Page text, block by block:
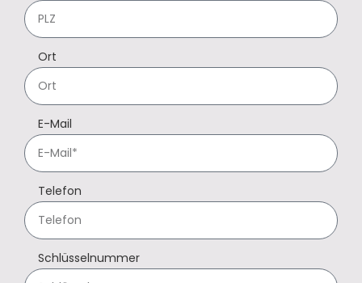
Ort
E-Mail
Telefon
Schlüsselnummer